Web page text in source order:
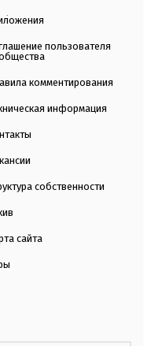
пользователя
комментирования
информация
собственности
сайта